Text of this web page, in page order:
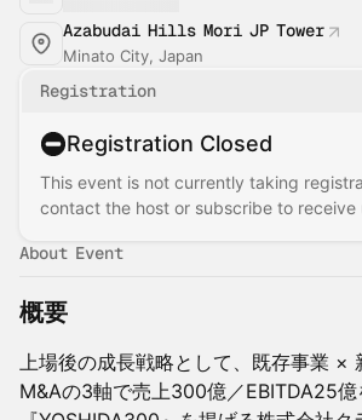
Azabudai Hills Mori JP Tower
Minato City, Japan
Registration
Registration Closed
This event is not currently taking
contact the host or subscribe to receive
About Event
概要
上場後の成長戦略として、既存事業 ×
M&Aの3軸で売上300億／EBITDA25億